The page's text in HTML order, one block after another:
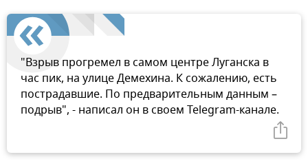
"Взрыв прогремел в самом центре Луганска в
час пик, на улице Демехина. К сожалению, есть
пострадавшие. По предварительным данным –
подрыв", - написал он в своем Telegram-канале.